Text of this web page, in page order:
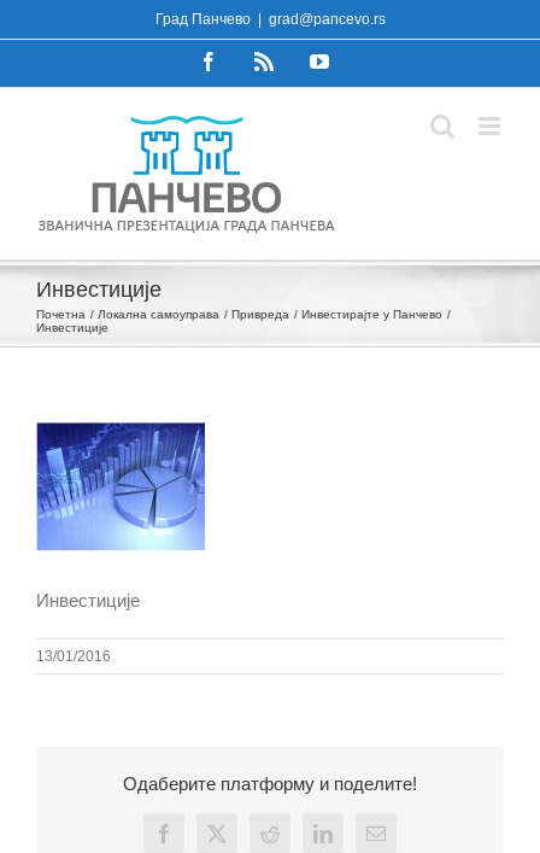
to
Град Панчево grad@pancevo.rs
FacebookRss YouTube
Инвестиције
Почетна Локална самоуправа Привреда
Инвестирајте у Панчево
Инвестиције
Инвестиције
13/01/2016
Одаберите платформу и поделите!
Facebook
X Reddit LinkedInEmail